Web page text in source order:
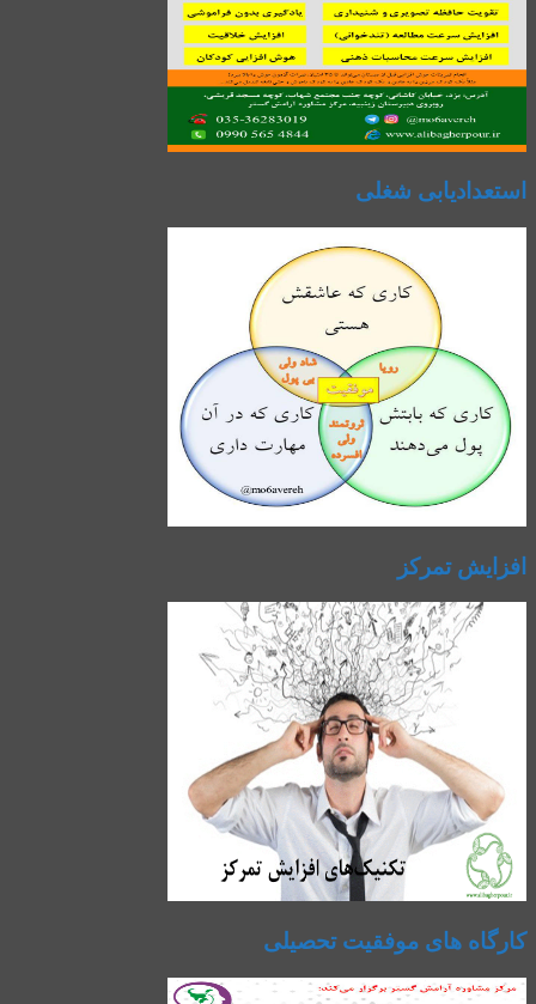
استعدادیابی شغلی
افزایش تمرکز
کارگاه های موفقیت تحصیلی